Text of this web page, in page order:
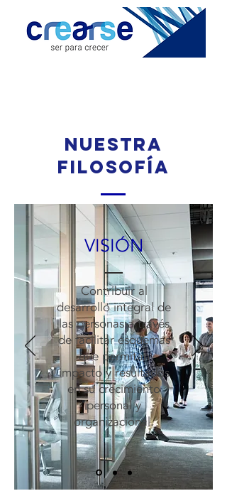
Nuestra
filosofía
VISIÓN
Contribuir al
desarrollo integral de
las personas a través
de facilitar esquemas
que permitan
impacto y resultados
en su crecimiento
personal y
organizacional.